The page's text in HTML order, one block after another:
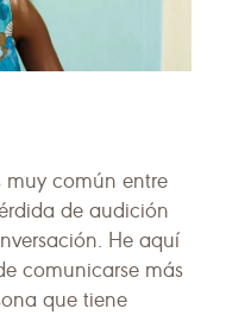
muy común entre
de audición
He aquí
comunicarse más
que tiene